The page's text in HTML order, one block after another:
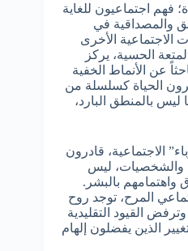
فهم اجتماعيون للغاية
والمصداقية في
الأخرى
الحسية، يركز
عن الأنماط الخفية
الحياة كسلسلة من
ليس بالمنطق البارد،
الاجتماعية، قادرون
والشخصيات، ليس
واهتمامهم بالبشر.
المرح، توجد روح
القيود التقليدية
الذين يفضلون إلهام